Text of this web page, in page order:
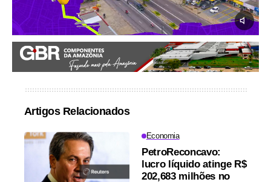
Artigos Relacionados
Economia
PetroReconcavo:
lucro líquido atinge R$
202,683 milhões no